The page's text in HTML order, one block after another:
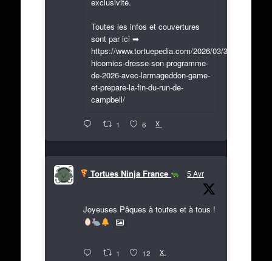
Toutes les infos et couvertures
sont par ici ➡
https://www.tortuepedia.com/2026/03/31/exclusif-
hicomics-dresse-son-programme-
de-2026-avec-larmageddon-game-
et-prepare-la-fin-du-run-de-
campbell/
1 6 X
Tortues Ninja France 5 Avr
Joyeuses Pâques à toutes et à tous !
1 12 X